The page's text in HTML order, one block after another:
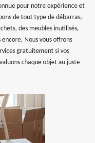
pour notre expérience et
de tout type de débarras,
des meubles inutilisés,
Nous vous offrons
gratuitement si vos
chaque objet au juste